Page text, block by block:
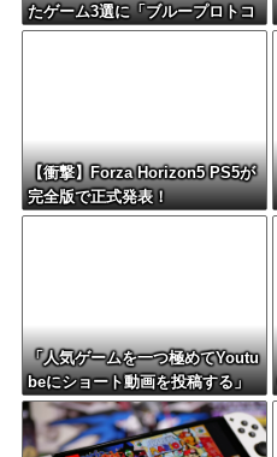
たゲーム3選に「ブループロトコ
ル」「バビロン」「コンコー
【衝撃】Forza Horizon5 PS5が
完全版で正式発表！
「人気ゲームを一つ極めてYoutu
beにショート動画を投稿する」
←これだけで不労所得が得られ
る